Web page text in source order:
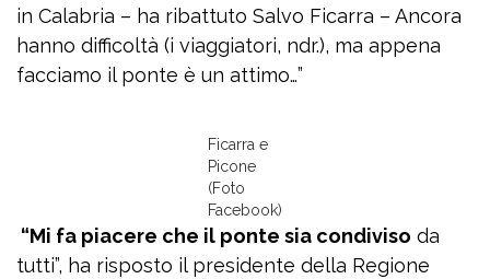
in Calabria – ha ribattuto Salvo Ficarra – Ancora
hanno difficoltà (i viaggiatori, ndr.), ma appena
facciamo il ponte è un attimo…”
Ficarra e
Picone
(Foto
Facebook)
“Mi fa piacere che il ponte sia condiviso da
tutti”, ha risposto il presidente della Regione